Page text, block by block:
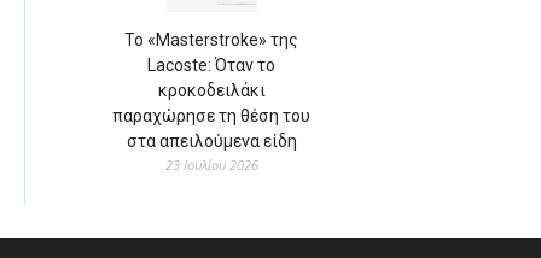
Το «Masterstroke» της
Lacoste: Όταν το
κροκοδειλάκι
παραχώρησε τη θέση του
στα απειλούμενα είδη
23 Ιουλίου 2026